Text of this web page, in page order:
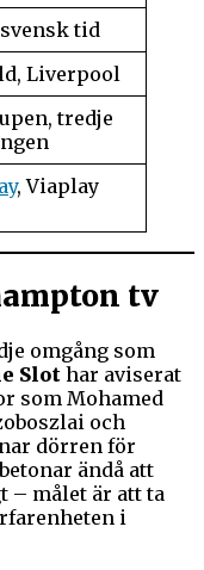
svensk tid
Liverpool
tredje
, Viaplay
tv
omgång som
Slothar aviserat
som Mohamed
och
dörren för
ändå att
– målet är att ta
i